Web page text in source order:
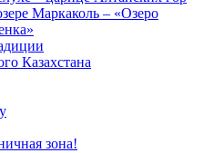
Маркаколь – «Озеро
Казахстана
зона!